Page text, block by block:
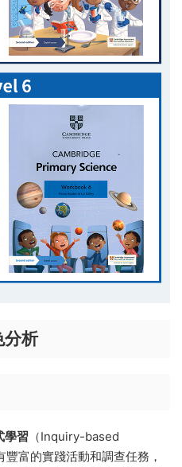
分析
學習 （Inquiry-based
富的實踐活動和調查任務，